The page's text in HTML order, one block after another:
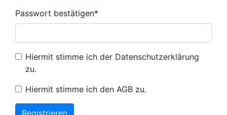
Passwort bestätigen*
Hiermit stimme ich der Datenschutzerklärung
zu.
Hiermit stimme ich den AGB zu.